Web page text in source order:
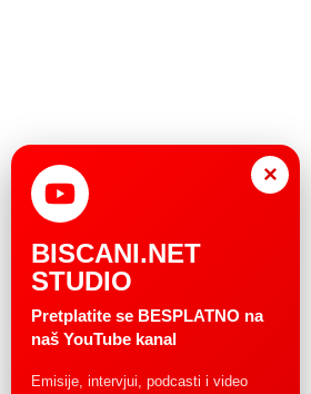
×
BISCANI.NET
STUDIO
Pretplatite se BESPLATNO na
naš YouTube kanal
Emisije, intervjui, podcasti i video